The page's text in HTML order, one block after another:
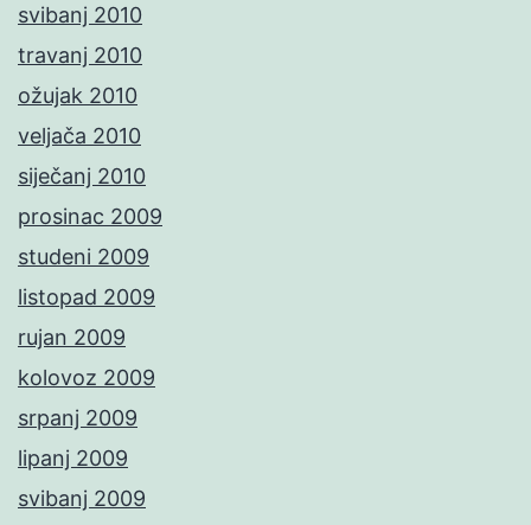
svibanj 2010
travanj 2010
ožujak 2010
veljača 2010
siječanj 2010
prosinac 2009
studeni 2009
listopad 2009
rujan 2009
kolovoz 2009
srpanj 2009
lipanj 2009
svibanj 2009